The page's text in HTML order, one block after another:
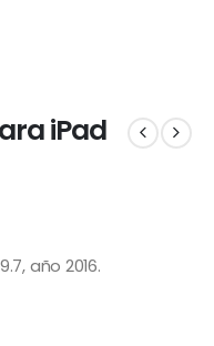
iPad
año 2016.